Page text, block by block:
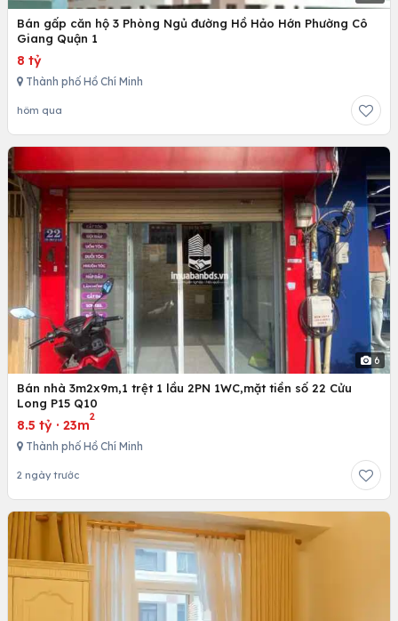
Bán gấp căn hộ 3 Phòng Ngủ đường Hồ Hảo Hớn Phường Cô
Giang Quận 1
8 tỷ
Thành phố Hồ Chí Minh
hôm qua
6
Bán nhà 3m2x9m,1 trệt 1 lầu 2PN 1WC,mặt tiền số 22 Cửu
Long P15 Q10
8.5 tỷ · 23m
2
Thành phố Hồ Chí Minh
2 ngày trước